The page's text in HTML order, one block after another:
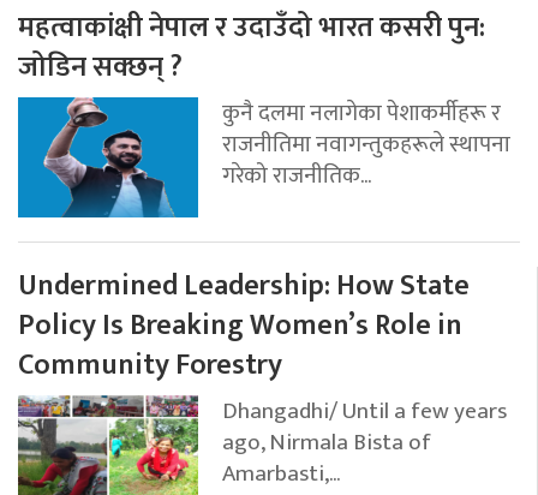
महत्वाकांक्षी नेपाल र उदाउँदो भारत कसरी पुन:
जोडिन सक्छन् ?
कुनै दलमा नलागेका पेशाकर्मीहरू र
राजनीतिमा नवागन्तुकहरूले स्थापना
गरेको राजनीतिक...
Undermined Leadership: How State
Policy Is Breaking Women’s Role in
Community Forestry
Dhangadhi/ Until a few years
ago, Nirmala Bista of
Amarbasti,...